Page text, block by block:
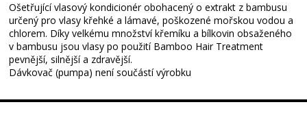
Ošetřující vlasový kondicionér obohacený o extrakt z bambusu
určený pro vlasy křehké a lámavé, poškozené mořskou vodou a
chlorem. Díky velkému množství křemíku a bílkovin obsaženého
v bambusu jsou vlasy po použití Bamboo Hair Treatment
pevnější, silnější a zdravější.
Dávkovač (pumpa) není součástí výrobku